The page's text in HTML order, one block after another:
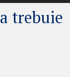
trebuie